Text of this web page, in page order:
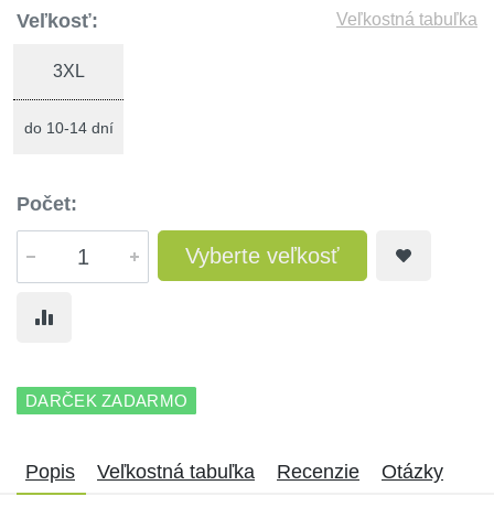
Veľkosť: Veľkostná tabuľka
3XL
do 10-14 dní
Počet:
Vyberte veľkosť
DARČEK ZADARMO
Popis Veľkostná tabuľka Recenzie Otázky